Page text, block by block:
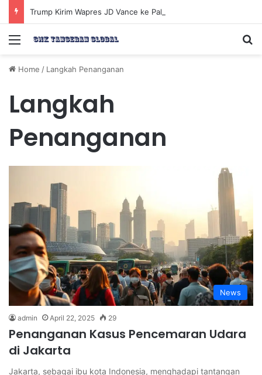
Menu
Home / Langkah Penanganan
Langkah
Penanganan
News
admin April 22, 2025 29
Penanganan Kasus Pencemaran Udara
di Jakarta
Jakarta, sebagai ibu kota Indonesia, menghadapi tantangan